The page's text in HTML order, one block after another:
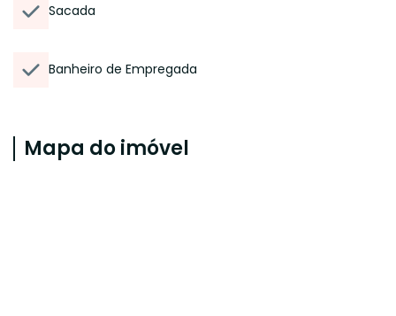
Sacada
Banheiro de Empregada
Mapa do imóvel